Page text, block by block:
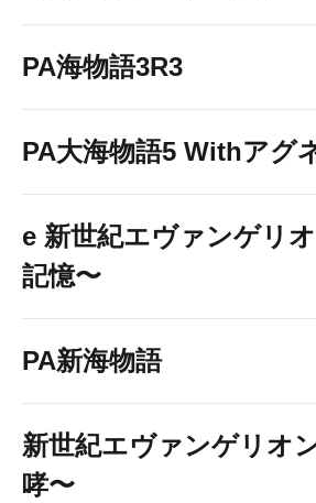
PA海物語3R3
PA大海物語5 Withアグ
e 新世紀エヴァンゲリ
記憶〜
PA新海物語
新世紀エヴァンゲリオ
哮〜